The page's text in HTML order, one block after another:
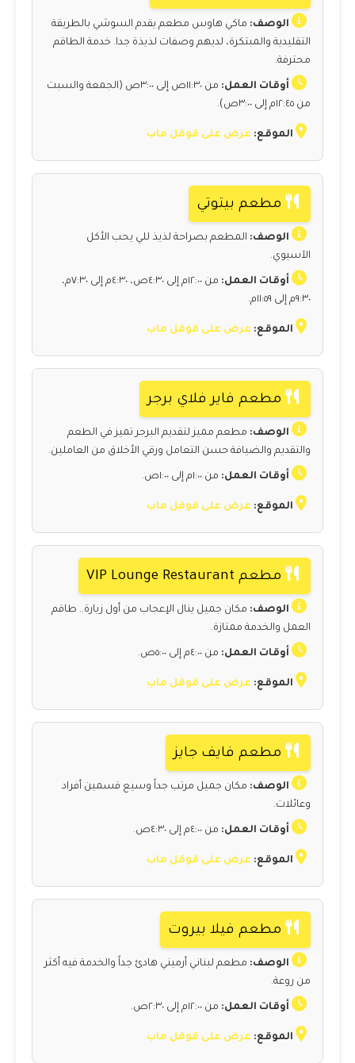
الوصف: ماكي هاوس مطعم يقدم السوشي بالطريقة
التقليدية والمبتكرة، لديهم وصفات لذيذة جدا. خدمة الطاقم
محترفة.
أوقات العمل:
من ١١:٣٠ص إلى ٣:٠٠ص (الجمعة والسبت
من ١٢:٤٥م إلى ٣:٠٠ص).
الموقع: عرض على قوقل ماب
مطعم بيتوتي
الوصف: المطعم بصراحة لذيذ للي يحب الأكل
الآسيوي.
أوقات العمل:
من ١٢:٠٠م إلى ٤:٣٠ص، ٤:٣٠م إلى ٧:٣٠م،
٩:٣٠م إلى ١١:٥٩م.
الموقع: عرض على قوقل ماب
مطعم فاير فلاي برجر
الوصف: مطعم مميز لتقديم البرجر تميز في الطعم
والتقديم والضيافة حسن التعامل ورقي الأخلاق من العاملين.
أوقات العمل: من ١:٠٠م إلى ١:٠٠ص.
الموقع: عرض على قوقل ماب
مطعم VIP Lounge Restaurant
الوصف: مكان جميل ينال الإعجاب من أول زيارة.. طاقم
العمل والخدمة ممتازة.
أوقات العمل: من ٤:٠٠م إلى ٥:٠٠ص.
الموقع: عرض على قوقل ماب
مطعم فايف جايز
الوصف: مكان جميل مرتب جداً وسيع قسمين أفراد
وعائلات.
أوقات العمل: من ٤:٠٠م إلى ٤:٣٠ص.
الموقع: عرض على قوقل ماب
مطعم فيلا بيروت
الوصف: مطعم لبناني أرميني هادئ جداً والخدمة فيه أكثر
من روعة.
أوقات العمل: من ١٢:٠٠م إلى ٢:٣٠ص.
الموقع: عرض على قوقل ماب